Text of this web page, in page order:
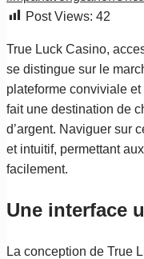
Post Views: 42
True Luck Casino,
se distingue sur le
plateforme conviviale
fait une destination de
d’argent. Naviguer sur
et intuitif, permettant
facilement.
Une interface
La conception de True